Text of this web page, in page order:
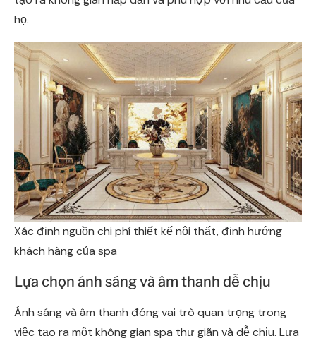
họ.
Xác định nguồn chi phí thiết kế nội thất, định hướng
khách hàng của spa
Lựa chọn ánh sáng và âm thanh dễ chịu
Ánh sáng và âm thanh đóng vai trò quan trọng trong
việc tạo ra một không gian spa thư giãn và dễ chịu. Lựa